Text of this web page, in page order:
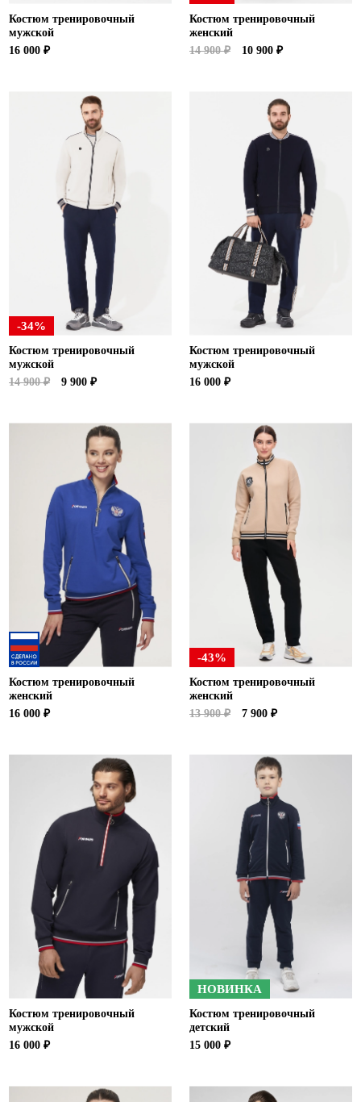
Костюм тренировочный
мужской
16 000 ₽
Костюм тренировочный
женский
14 900 ₽
10 900 ₽
-34%
Костюм тренировочный
мужской
14 900 ₽
9 900 ₽
Костюм тренировочный
мужской
16 000 ₽
Костюм тренировочный
женский
16 000 ₽
-43%
Костюм тренировочный
женский
13 900 ₽
7 900 ₽
Костюм тренировочный
мужской
16 000 ₽
НОВИНКА
Костюм тренировочный
детский
15 000 ₽